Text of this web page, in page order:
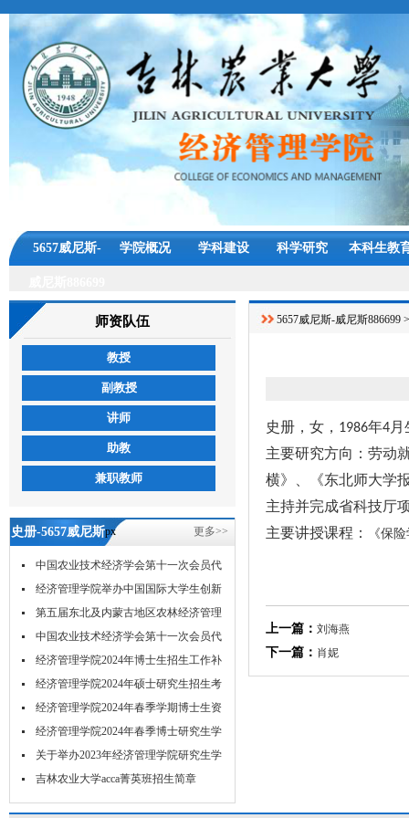
5657威尼斯- 学院概况 学科建设 科学研究 本科生教
师资队伍
教授
副教授
讲师
助教
兼职教师
px
史册-5657威尼斯 更多>>
中国农业技术经济学会第十一次会员代
表...
经济管理学院举办中国国际大学生创新
大...
第五届东北及内蒙古地区农林经济管理
学...
中国农业技术经济学会第十一次会员代
表...
经济管理学院2024年博士生招生工作补
充...
经济管理学院2024年硕士研究生招生考
试...
经济管理学院2024年春季学期博士生资
格...
经济管理学院2024年春季博士研究生学
位...
关于举办2023年经济管理学院研究生学
术...
吉林农业大学acca菁英班招生简章
5657威尼斯-威尼斯886699
史册，女， 1986年4
主要研究方向：劳动
横》、《东北师大学
主持并完成省科技厅
主要讲授课程：
《保
上一篇： 刘海燕
下一篇： 肖妮